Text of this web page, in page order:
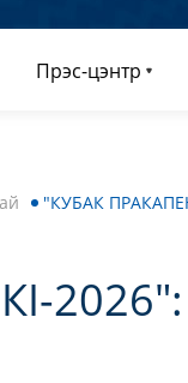
Прэс-цэнтр
"КУБАК